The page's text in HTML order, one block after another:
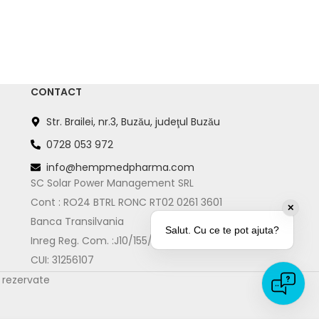
CONTACT
Str. Brailei, nr.3, Buzău, judeţul Buzău
0728 053 972
info@hempmedpharma.com
SC Solar Power Management SRL
Cont : RO24 BTRL RONC RT02 0261 3601
Banca Transilvania
Inreg Reg. Com. :J10/155/2013
CUI: 31256107
✕
Salut. Cu ce te pot ajuta?